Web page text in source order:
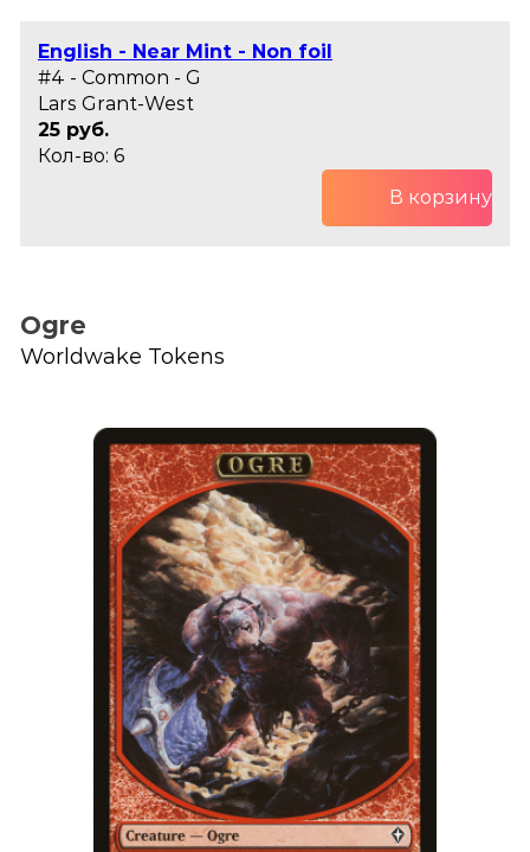
English - Near Mint - Non foil
#4 - Common - G
Lars Grant-West
25 руб.
Кол-во: 6
В корзину
Ogre
Worldwake Tokens